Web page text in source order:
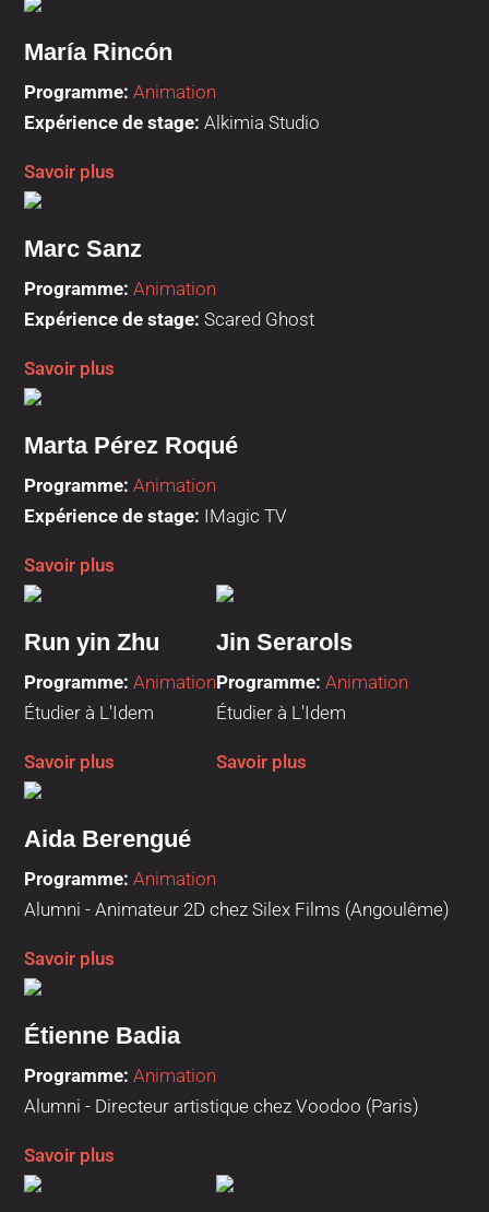
María Rincón
Programme:Animation
Expérience de stage: Alkimia Studio
Savoir plus
Marc Sanz
Programme:Animation
Expérience de stage: Scared Ghost
Savoir plus
Marta Pérez Roqué
Programme:Animation
Expérience de stage: IMagic TV
Savoir plus
Run yin Zhu
Programme:Animation
Étudier à L'Idem
Savoir plus
Jin Serarols
Programme:Animation
Étudier à L'Idem
Savoir plus
Aida Berengué
Programme:Animation
Alumni - Animateur 2D chez Silex Films (Angoulême)
Savoir plus
Étienne Badia
Programme:Animation
Alumni - Directeur artistique chez Voodoo (Paris)
Savoir plus